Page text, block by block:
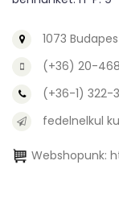
1073
(+36) 20-
(+36-1) 322-
fedelnelkul
Webshopunk: